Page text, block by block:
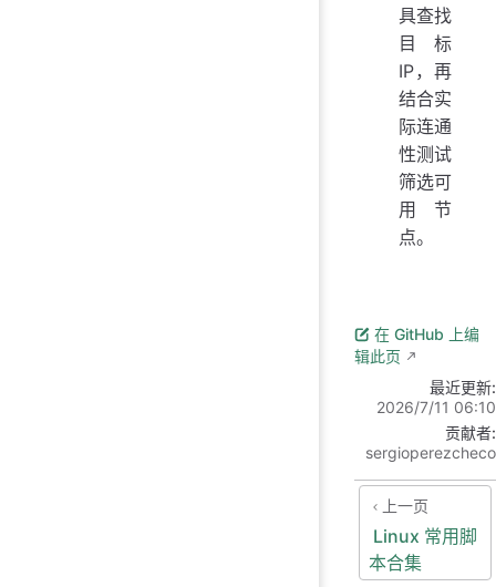
具查找
目标
IP，再
结合实
际连通
性测试
筛选可
用节
点。
在 GitHub 上编
辑此页
最近更新:
2026/7/11 06:10
贡献者:
sergioperezcheco
上一页
Linux 常用脚
本合集